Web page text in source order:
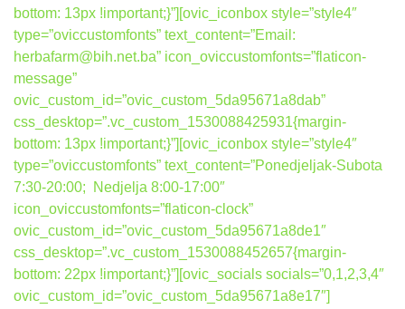
bottom: 13px !important;}”][ovic_iconbox style=”style4″
type=”oviccustomfonts” text_content=”Email:
herbafarm@bih.net.ba” icon_oviccustomfonts=”flaticon-
message”
ovic_custom_id=”ovic_custom_5da95671a8dab”
css_desktop=”.vc_custom_1530088425931{margin-
bottom: 13px !important;}”][ovic_iconbox style=”style4″
type=”oviccustomfonts” text_content=”Ponedjeljak-Subota
7:30-20:00; Nedjelja 8:00-17:00″
icon_oviccustomfonts=”flaticon-clock”
ovic_custom_id=”ovic_custom_5da95671a8de1″
css_desktop=”.vc_custom_1530088452657{margin-
bottom: 22px !important;}”][ovic_socials socials=”0,1,2,3,4″
ovic_custom_id=”ovic_custom_5da95671a8e17″]